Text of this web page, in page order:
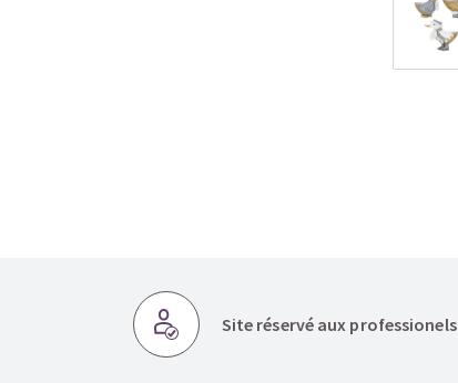
Site réservé aux professionels